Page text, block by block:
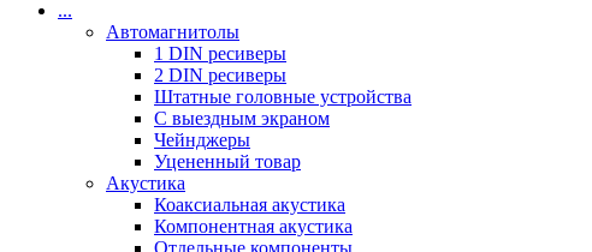
...
Автомагнитолы
1 DIN ресиверы
2 DIN ресиверы
Штатные головные устройства
С выездным экраном
Чейнджеры
Уцененный товар
Акустика
Коаксиальная акустика
Компонентная акустика
Отдельные компоненты